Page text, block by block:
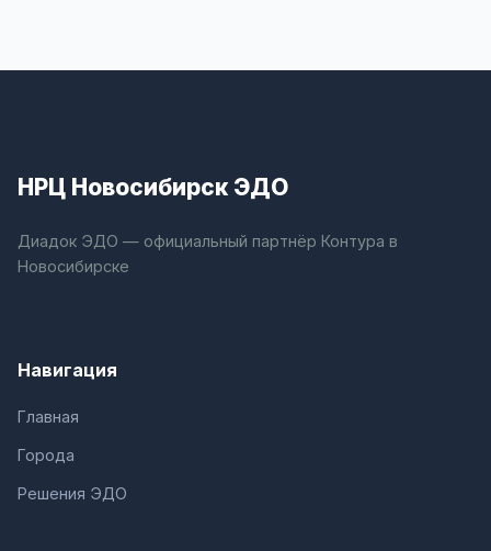
НРЦ Новосибирск ЭДО
Диадок ЭДО — официальный партнёр Контура в
Новосибирске
Навигация
Главная
Города
Решения ЭДО